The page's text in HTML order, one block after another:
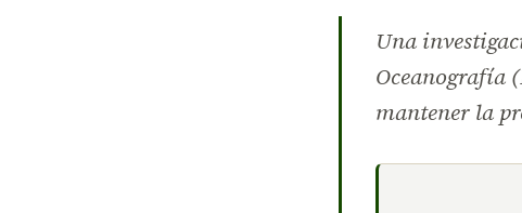
Una
Oceanografía
mantener la